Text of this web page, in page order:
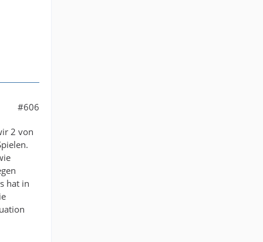
#606
2 von
hat in